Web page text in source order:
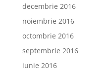
decembrie 2016
noiembrie 2016
octombrie 2016
septembrie 2016
iunie 2016